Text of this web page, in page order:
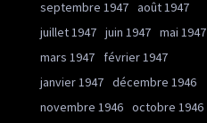
septembre 1947 août 1947
juillet 1947 juin 1947 mai 1947
mars 1947
février 1947
janvier 1947 décembre 1946
novembre 1946 octobre 1946